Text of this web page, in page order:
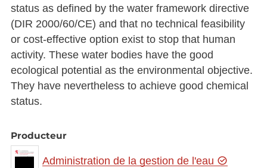
status as defined by the water framework directive
(DIR 2000/60/CE) and that no technical feasibility
or cost-effective option exist to stop that human
activity. These water bodies have the good
ecological potential as the environmental objective.
They have nevertheless to achieve good chemical
status.
Producteur
Administration de la gestion de l'eau